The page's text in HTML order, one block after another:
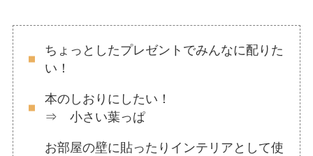
ちょっとしたプレゼントでみんなに配りた
い！
本のしおりにしたい！
⇒ 小さい葉っぱ
お部屋の壁に貼ったりインテリアとして使